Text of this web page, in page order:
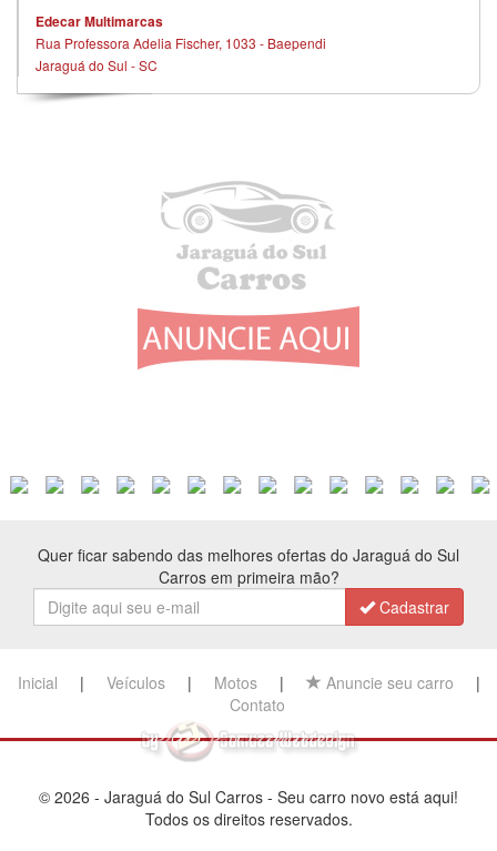
Edecar Multimarcas
Rua Professora Adelia Fischer, 1033 - Baependi
Jaraguá do Sul - SC
Quer ficar sabendo das melhores ofertas do Jaraguá do Sul
Carros em primeira mão?
Cadastrar
Inicial | Veículos| Motos| Anuncie seu carro |
Contato
© 2026 - Jaraguá do Sul Carros - Seu carro novo está aqui!
Todos os direitos reservados.